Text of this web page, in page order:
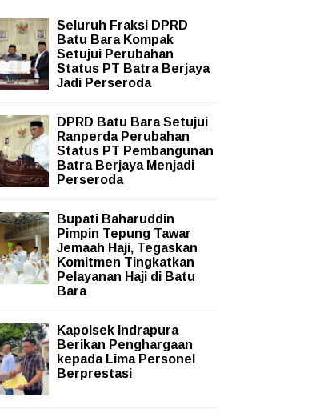
Seluruh Fraksi DPRD
Batu Bara Kompak
Setujui Perubahan
Status PT Batra Berjaya
Jadi Perseroda
DPRD Batu Bara Setujui
Ranperda Perubahan
Status PT Pembangunan
Batra Berjaya Menjadi
Perseroda
Bupati Baharuddin
Pimpin Tepung Tawar
Jemaah Haji, Tegaskan
Komitmen Tingkatkan
Pelayanan Haji di Batu
Bara
Kapolsek Indrapura
Berikan Penghargaan
kepada Lima Personel
Berprestasi